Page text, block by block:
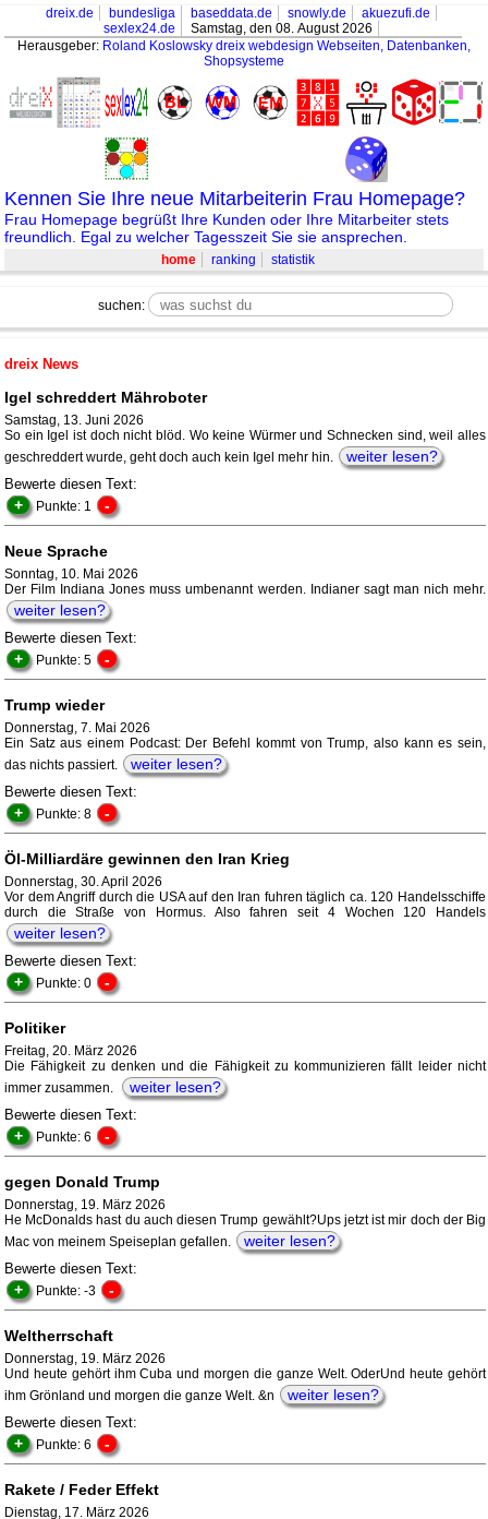
dreix.de bundesliga baseddata.de snowly.de
akuezufi.de
sexlex24.de
Samstag, den 08. August 2026
Herausgeber: Roland Koslowsky dreix webdesign Webseiten, Datenbanken,
Shopsysteme
Kennen Sie Ihre neue Mitarbeiterin Frau Homepage?
Frau Homepage begrüßt Ihre Kunden oder Ihre Mitarbeiter stets
freundlich. Egal zu welcher Tagesszeit Sie sie ansprechen.
home ranking statistik
suchen:
dreix News
Igel schreddert Mähroboter
Samstag, 13. Juni 2026
So ein Igel ist doch nicht blöd. Wo keine Würmer und Schnecken sind, weil alles
geschreddert wurde, geht doch auch kein Igel mehr hin.
weiter lesen?
Bewerte diesen Text:
+ Punkte: 1 -
Neue Sprache
Sonntag, 10. Mai 2026
Der Film Indiana Jones muss umbenannt werden. Indianer sagt man nich mehr.
weiter lesen?
Bewerte diesen Text:
+ Punkte: 5 -
Trump wieder
Donnerstag, 7. Mai 2026
Ein Satz aus einem Podcast: Der Befehl kommt von Trump, also kann es sein,
das nichts passiert.
weiter lesen?
Bewerte diesen Text:
+ Punkte: 8 -
Öl-Milliardäre gewinnen den Iran Krieg
Donnerstag, 30. April 2026
Vor dem Angriff durch die USA auf den Iran fuhren täglich ca. 120 Handelsschiffe
durch die Straße von Hormus. Also fahren seit 4 Wochen 120 Handels
weiter lesen?
Bewerte diesen Text:
+ Punkte: 0 -
Politiker
Freitag, 20. März 2026
Die Fähigkeit zu denken und die Fähigkeit zu kommunizieren fällt leider nicht
immer zusammen.
weiter lesen?
Bewerte diesen Text:
+ Punkte: 6 -
gegen Donald Trump
Donnerstag, 19. März 2026
He McDonalds hast du auch diesen Trump gewählt?Ups jetzt ist mir doch der Big
Mac von meinem Speiseplan gefallen.
weiter lesen?
Bewerte diesen Text:
+ Punkte: -3 -
Weltherrschaft
Donnerstag, 19. März 2026
Und heute gehört ihm Cuba und morgen die ganze Welt. OderUnd heute gehört
ihm Grönland und morgen die ganze Welt. &n
weiter lesen?
Bewerte diesen Text:
+ Punkte: 6 -
Rakete / Feder Effekt
Dienstag, 17. März 2026